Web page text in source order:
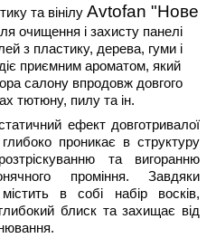
та вінілу Avtofan "Нове
очищення і захисту панелі
з пластику, дерева, гуми і
приємним ароматом, який
салону впродовж довгого
тютюну, пилу та ін.
ефект довготривалої
проникає в структуру
та вигоранню
проміння. Завдяки
в собі набір восків,
блиск та захищає від